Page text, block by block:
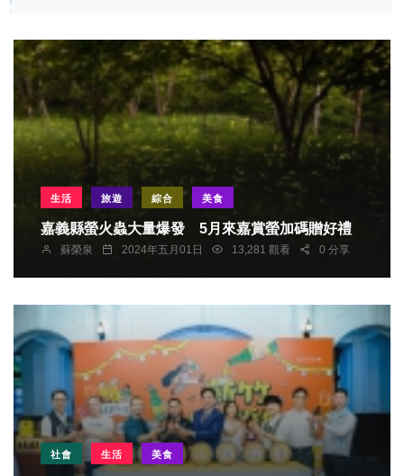
生活 旅遊 綜合 美食
嘉義縣螢火蟲大量爆發 5月來嘉賞螢加碼贈好禮
蘇榮泉 2024年五月01日 13,281 觀看 0 分享
社會 生活 美食